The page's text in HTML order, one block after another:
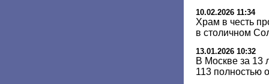
10.02.2026 11:34
Храм в честь
в столичном
13.01.2026 10:32
В Москве за 13
113 полностью